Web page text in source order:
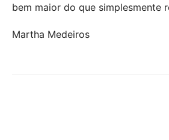
bem maior do que simplesmente
Martha Medeiros